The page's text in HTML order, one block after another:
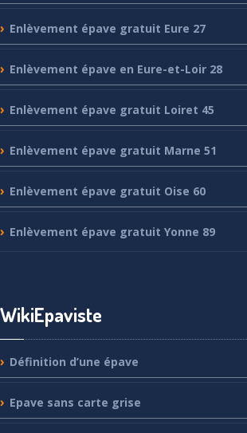
Enlèvement épave gratuit Eure 27
Enlèvement épave en Eure-et-Loir 28
Enlèvement épave gratuit Loiret 45
Enlèvement épave gratuit Marne 51
Enlèvement épave gratuit Oise 60
Enlèvement épave gratuit Yonne 89
WikiEpaviste
Définition d’une épave
Epave sans carte grise